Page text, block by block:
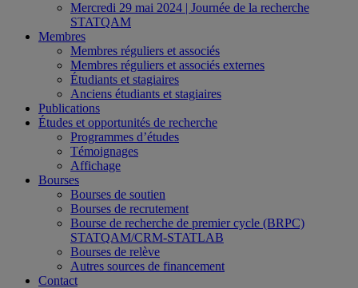
Mercredi 29 mai 2024 | Journée de la recherche
STATQAM
Membres
Membres réguliers et associés
Membres réguliers et associés externes
Étudiants et stagiaires
Anciens étudiants et stagiaires
Publications
Études et opportunités de recherche
Programmes d’études
Témoignages
Affichage
Bourses
Bourses de soutien
Bourses de recrutement
Bourse de recherche de premier cycle (BRPC)
STATQAM/CRM-STATLAB
Bourses de relève
Autres sources de financement
Contact